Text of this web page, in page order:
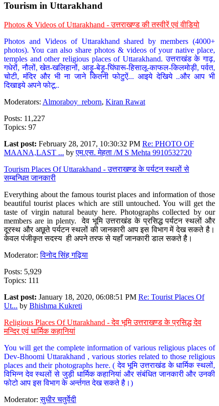
Tourism in Uttarakhand
Photos & Videos of Uttarakhand - उत्तराखण्ड की तस्वीरें एवं वीडियो
Photos and Videos of Uttarakhand shared by members (4000+
photos). You can also share photos & videos of your native place,
temples and other religious places of Uttarakhand. उत्तराखंड के गाढ़,
गधेरों, नौलों, खेत-खलिहानों, आड़ू-बेड़ू-घिंघारू-हिसालू-काफल-किलमोड़ी, पर्वत,
चोटी, मंदिर और भी ना जाने कितनी फोटुऐं... आइये देखिये ..और आप भी
दिखाइये अपने फोटू..
Moderators: Almoraboy_reborn, Kiran Rawat
Posts: 11,227
Topics: 97
Last post: February 28, 2017, 10:30:32 PM Re: PHOTO OF
MAANA,LAST ... byएम.एस. मेहता /M S Mehta 9910532720
Tourism Places Of Uttarakhand - उत्तराखण्ड के पर्यटन स्थलों से
सम्बन्धित जानकारी
Everything about the famous tourist places and information of those
beautiful tourist places which are still untouched. You will get the
taste of virgin natural beauty here. Photographs collected by our
members are in plenty. देव भूमि उत्तराखंड के प्रसिद्ध पर्यटन स्थलों और
दूरस्थ और अछूते पर्यटन स्थलों की जानकारी आप इस विभाग में देख सकते है।
केवल पंजीकृत सदस्य ही अपने तरफ से यहाँ जानकारी डाल सकते है।
Moderator:विनोद सिंह गढ़िया
Posts: 5,929
Topics: 111
Last post: January 18, 2020, 06:08:51 PM Re: Tourist Places Of
Ut... by Bhishma Kukreti
Religious Places Of Uttarakhand - देव भूमि उत्तराखण्ड के प्रसिद्ध देव
मन्दिर एवं धार्मिक कहानियां
You will get the complete information of various religious places of
Dev-Bhoomi Uttarakhand , various stories related to those religious
places and their photographs here. ( देव भूमि उत्तराखंड के धार्मिक स्थलों,
विभिन्न देव स्थलों से जुड़ी धार्मिक कहानियां और संबंधित जानकारी और उनकी
फोटो आप इस विभाग के अर्न्तगत देख सकते है।)
Moderator:सुधीर चतुर्वेदी